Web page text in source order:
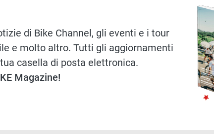
di Bike Channel, gli eventi e i tour
e molto altro. Tutti gli aggiornamenti
casella di posta elettronica.
Magazine!